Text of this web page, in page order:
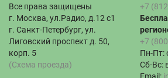
Все права защищены
г. Москва, ул.Радио, д.12 с1
г. Санкт-Петербург, ул.
Лиговский проспект д. 50,
корп. 5
(Схема проезда)
+7
+7
Пн-Пт:
Сб-Вс:
Email: